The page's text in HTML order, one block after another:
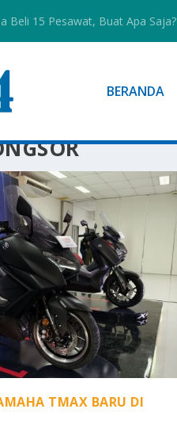
Beli 15 Pesawat, Buat Apa Saja?
BERANDA
TMAX BARU DI